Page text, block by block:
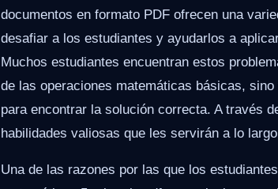
documentos en formato PDF ofrecen una
desafiar a los estudiantes y ayudarlos a
Muchos estudiantes encuentran estos
de las operaciones matemáticas básicas,
para encontrar la solución correcta. A través
habilidades valiosas que les servirán a lo
Una de las razones por las que los